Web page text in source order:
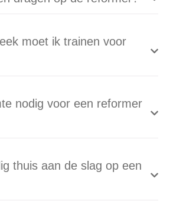
moet ik trainen voor
nodig voor een reformer
thuis aan de slag op een